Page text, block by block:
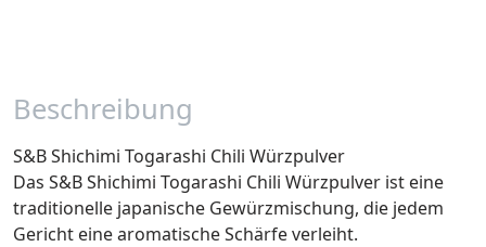
Beschreibung
S&B Shichimi Togarashi Chili Würzpulver
Das S&B Shichimi Togarashi Chili Würzpulver ist eine
traditionelle japanische Gewürzmischung, die jedem
Gericht eine aromatische Schärfe verleiht.